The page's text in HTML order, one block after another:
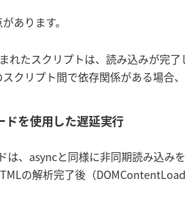
あります。
れたスクリプトは、読み込みが完
クリプト間で依存関係がある場合
を使用した遅延実行
は、asyncと同様に非同期読み込み
の解析完了後（